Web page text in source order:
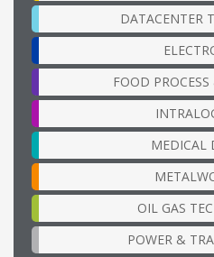
DATACENTER
FOOD
MEDICAL
OIL GAS
POWER &